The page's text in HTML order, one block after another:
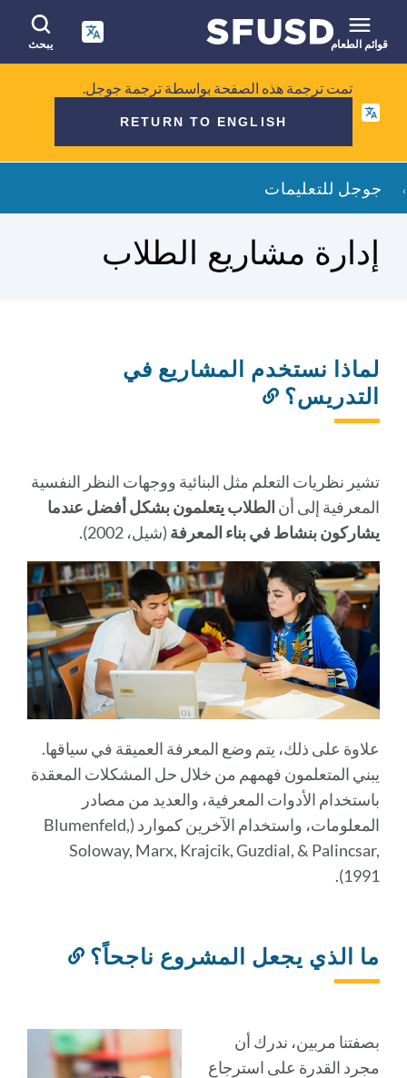
المحتوى
الرئيسي
قوائم الطعام يبحث
في
تمت ترجمة هذه الصفحة بواسطة ترجمة جوجل.
RETURN TO ENGLISH
الخبز
جوجل للتعليمات
إدارة مشاريع الطلاب
لماذا نستخدم المشاريع في
التدريس؟
تشير نظريات التعلم مثل البنائية ووجهات النظر النفسية
المعرفية إلى أن الطلاب يتعلمون بشكل أفضل عندما
يشاركون بنشاط في بناء المعرفة (شيل، 2002).
علاوة على ذلك، يتم وضع المعرفة العميقة في سياقها.
يبني المتعلمون فهمهم من خلال حل المشكلات المعقدة
باستخدام الأدوات المعرفية، والعديد من مصادر
المعلومات، واستخدام الآخرين كموارد (Blumenfeld,
Soloway, Marx, Krajcik, Guzdial, & Palincsar,
1991).
ما الذي يجعل المشروع ناجحاً؟
بصفتنا مربين، ندرك أن
مجرد القدرة على استرجاع